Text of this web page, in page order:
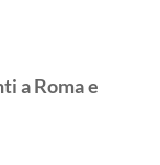
a Roma e